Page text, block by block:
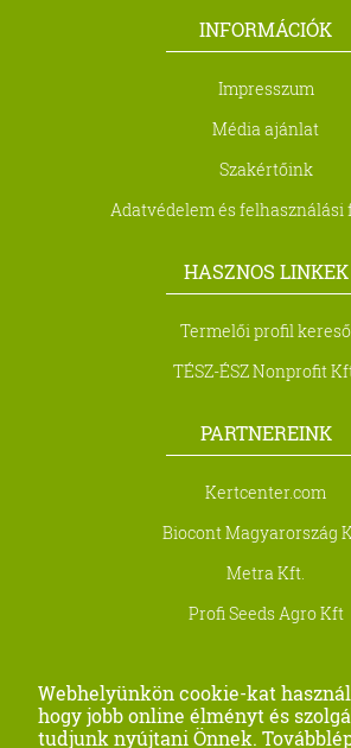
Webhelyünkön cookie-kat
hogy jobb online élményt és
tudjunk nyújtani Önnek.
INFORMÁCIÓK
Impresszum
Média ajánlat
Szakértőink
Adatvédelem és felhasználási
HASZNOS LINKEK
Termelői profil kereső
TÉSZ-ÉSZ Nonprofit
PARTNEREINK
Kertcenter.com
Biocont Magyarország
Metra Kft.
Profi Seeds Agro Kft